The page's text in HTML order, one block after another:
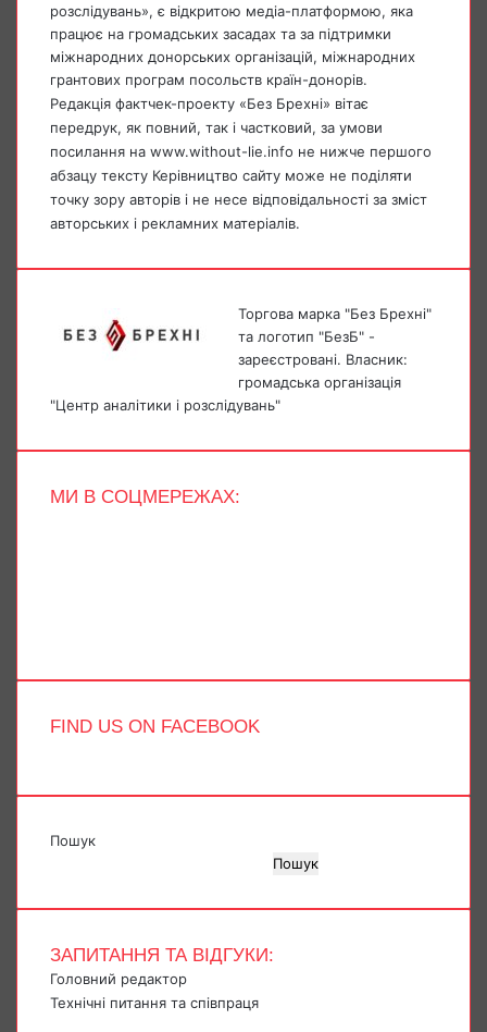
розслідувань», є відкритою медіа-платформою, яка
працює на громадських засадах та за підтримки
міжнародних донорських організацій, міжнародних
грантових програм посольств країн-донорів.
Редакція фактчек-проекту «Без Брехні» вітає
передрук, як повний, так і частковий, за умови
посилання на www.without-lie.info не нижче першого
абзацу тексту Керівництво сайту може не поділяти
точку зору авторів і не несе відповідальності за зміст
авторських і рекламних матеріалів.
Торгова марка "Без Брехні"
та логотип "БезБ" -
зареєстровані. Власник:
громадська організація
"Центр аналітики і розслідувань"
МИ В СОЦМЕРЕЖАХ:
FIND US ON FACEBOOK
Пошук
Пошук
ЗАПИТАННЯ ТА ВІДГУКИ:
Головний редактор
Технічні питання та співпраця